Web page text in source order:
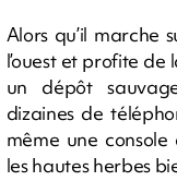
Alors qu’il marche
l’ouest et profite
un dépôt
dizaines de
même une
les hautes herbes